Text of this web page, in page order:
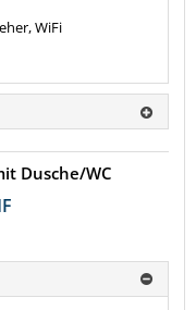
WiFi
Dusche/WC